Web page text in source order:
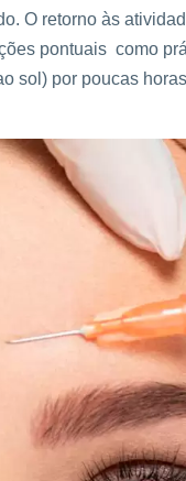
O retorno às
pontuais como
sol) por poucas